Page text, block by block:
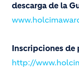
descarga de la
Inscripciones de
http://